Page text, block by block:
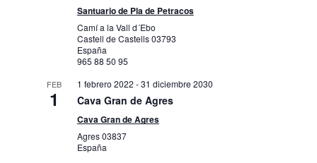
Santuario de Pla de Petracos
Camí a la Vall d´Ebo
Castell de Castells03793
España
965 88 50 95
FEB
1
1 febrero 2022 -31 diciembre 2030
Cava Gran de Agres
Cava Gran de Agres
Agres03837
España